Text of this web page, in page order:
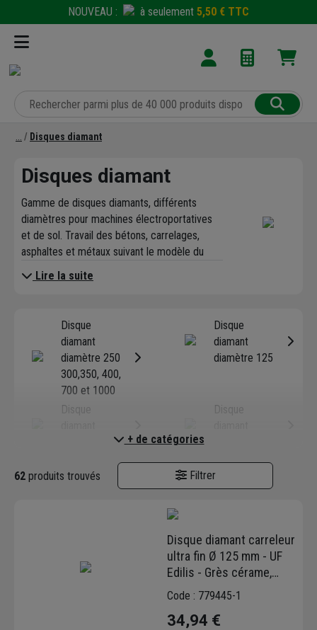
NOUVEAU : à seulement 5,50 € TTC
Disques diamant
Disques diamant
Gamme de disques diamants, différents
diamètres pour machines électroportatives
et de sol. Travail des bétons, carrelages,
asphaltes et métaux suivant le modèle du
disque.
Lire la suite
Disque
diamant
diamètre 250
300,350, 400,
700 et 1000
Disque
diamant
diamètre 125
Disque
diamètre 150
Disque
diamant
Disque
diamant
+ de catégories
62 produits trouvés Filtrer
Disque diamant carreleur
ultra fin Ø 125 mm - UF
Edilis - Grès cérame,
céramique, faïence et
carrelage - Alésage
22,23 mm
Code : 779445-1
34,94 €